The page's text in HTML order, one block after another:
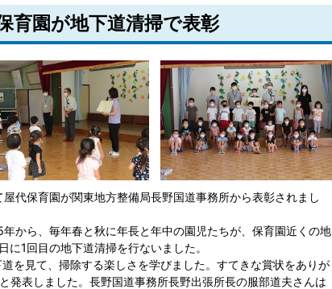
育園が地下道清掃で表彰
代保育園が関東地方整備局長野国道事務所から表彰されまし
から、毎年春と秋に年長と年中の園児たちが、保育園近くの地
1回目の地下道清掃を行ないました。
を見て、掃除する楽しさを学びました。すてきな賞状をありが
発表しました。長野国道事務所長野出張所長の服部道夫さんは